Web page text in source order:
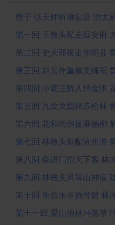
楔子 张天师祈禳瘟疫 洪太
第一回 王教头私走延安府
第二回 史大郎夜走华阴县
第三回 赵员外重修文殊院
第四回 小霸王醉入销金帐
第五回 九纹龙翦径赤松林
第六回 花和尚倒拔垂杨柳
第七回 林教头刺配沧州道
第八回 柴进门招天下客 林
第九回 林教头风雪山神庙
第十回 朱贵水亭施号箭 林
第十一回 梁山泊林冲落草